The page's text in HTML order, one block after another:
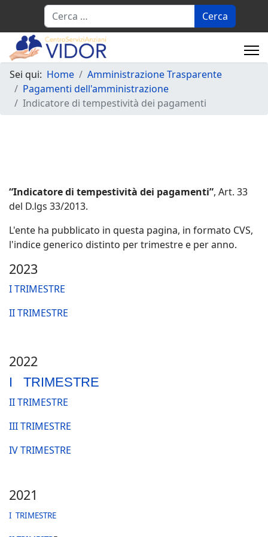
Cerca
Sei qui: Home
Amministrazione Trasparente
Pagamenti dell'amministrazione
Indicatore di tempestività dei pagamenti
“Indicatore di tempestività dei pagamenti”, Art. 33
del D.lgs 33/2013.
L'ente ha pubblicato in questa pagina, in formato CVS,
l'indice generico distinto per trimestre e per anno.
2023
I TRIMESTRE
II TRIMESTRE
2022
I TRIMESTRE
II TRIMESTRE
III TRIMESTRE
IV TRIMESTRE
2021
I TRIMESTRE